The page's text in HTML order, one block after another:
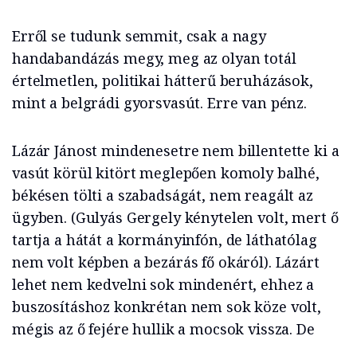
Erről se tudunk semmit, csak a nagy
handabandázás megy, meg az olyan totál
értelmetlen, politikai hátterű beruházások,
mint a belgrádi gyorsvasút. Erre van pénz.
Lázár Jánost mindenesetre nem billentette ki a
vasút körül kitört meglepően komoly balhé,
békésen tölti a szabadságát, nem reagált az
ügyben. (Gulyás Gergely kénytelen volt, mert ő
tartja a hátát a kormányinfón, de láthatólag
nem volt képben a bezárás fő okáról). Lázárt
lehet nem kedvelni sok mindenért, ehhez a
buszosításhoz konkrétan nem sok köze volt,
mégis az ő fejére hullik a mocsok vissza. De